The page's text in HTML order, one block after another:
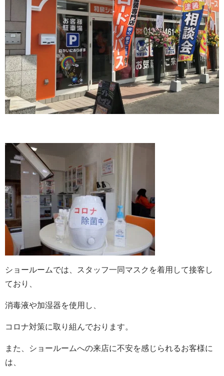
ショールームでは、スタッフ一同マスクを着用して接客し
ており、
消毒液や加湿器を使用し、
コロナ対策に取り組んでおります。
また、ショールームへの来店に不安を感じられるお客様に
は、